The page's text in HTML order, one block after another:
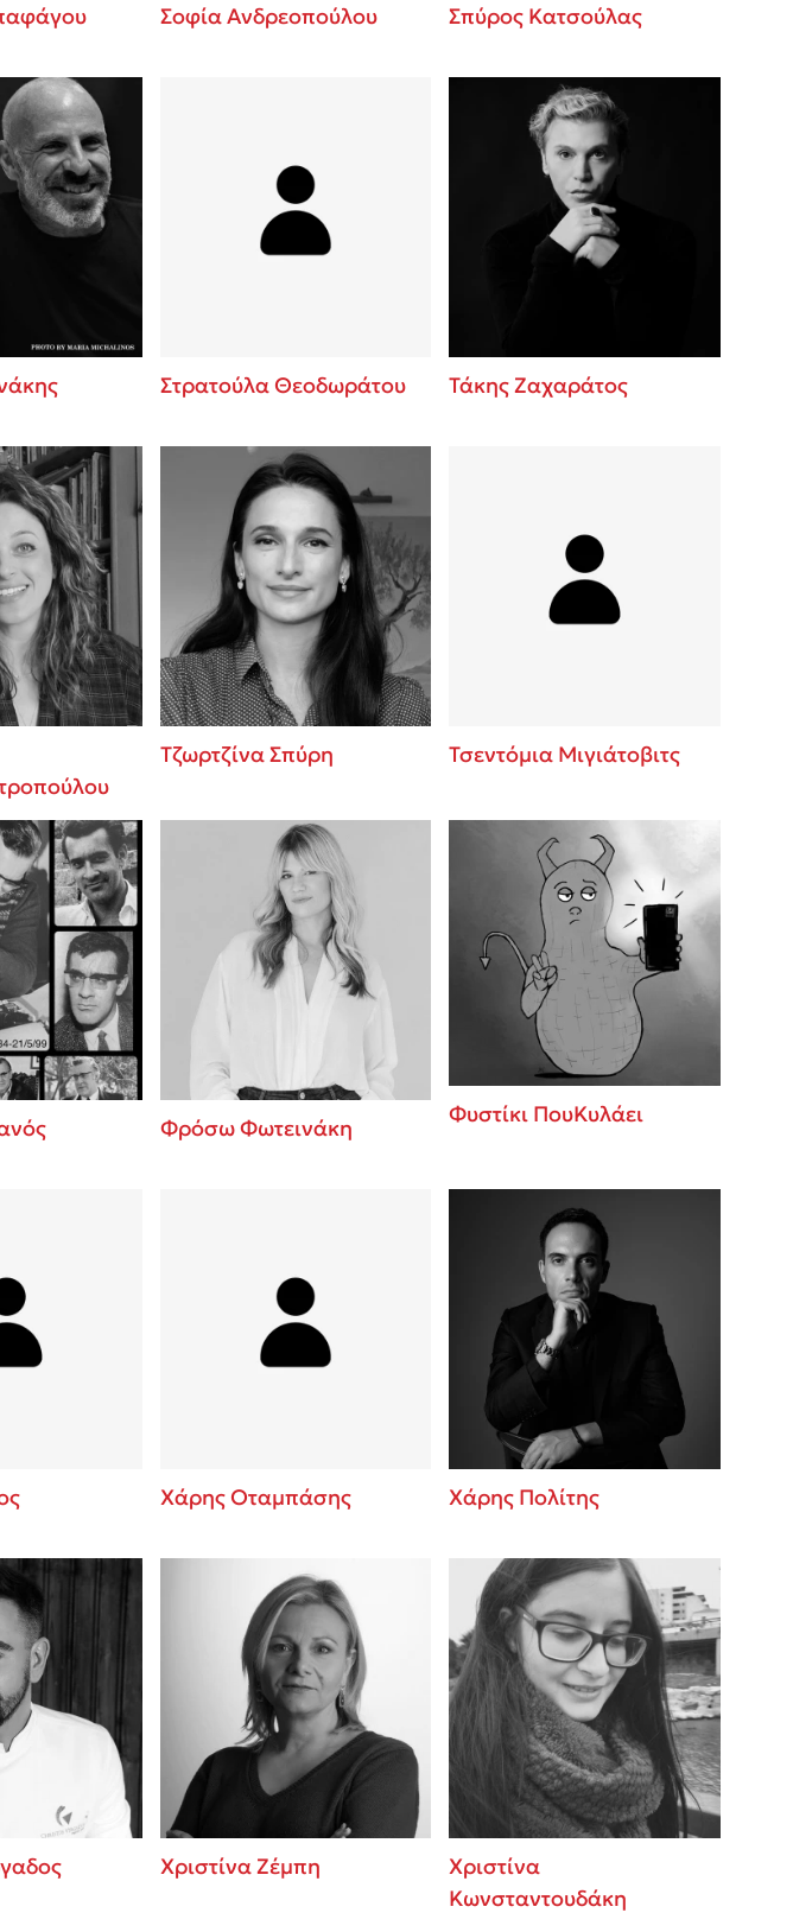
Σοφία Ανδρεοπούλου Σπύρος Κατσούλας
Στρατούλα Θεοδωράτου Τάκης Ζαχαράτος
Τζωρτζίνα Σπύρη Τσεντόμια Μιγιάτοβιτς
Φρόσω Φωτεινάκη
Φυστίκι ΠουΚυλάει
Χάρης Οταμπάσης Χάρης Πολίτης
Χριστίνα Ζέμπη
Χριστίνα
Κωνσταντουδάκη